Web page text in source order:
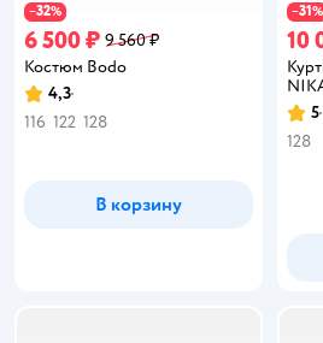
−32%
6 500 ₽ 9 560 ₽
Костюм Bodo
Рейтинг:
4,3
116 122 128
В корзину
−31%
10
5
128